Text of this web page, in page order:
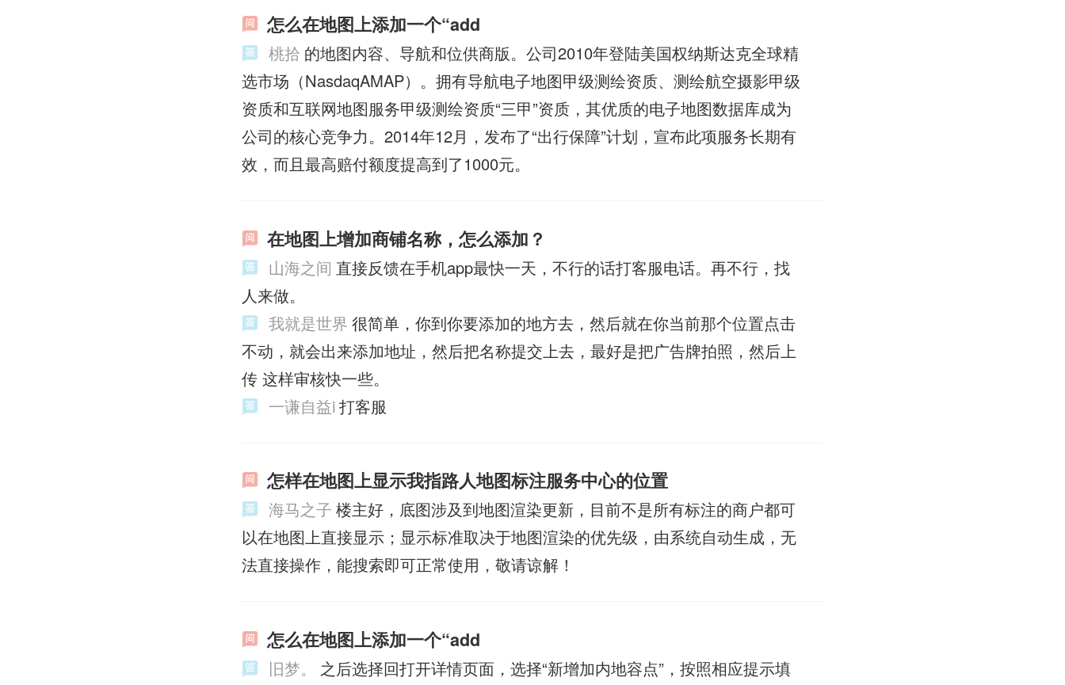
怎么在地图上添加一个“add
桃拾 的地图内容、导航和位供商版。公司2010年登陆美国权纳斯达克全球精
选市场（NasdaqAMAP）。拥有导航电子地图甲级测绘资质、测绘航空摄影甲级
资质和互联网地图服务甲级测绘资质“三甲”资质，其优质的电子地图数据库成为
公司的核心竞争力。2014年12月，发布了“出行保障”计划，宣布此项服务长期有
效，而且最高赔付额度提高到了1000元。
在地图上增加商铺名称，怎么添加？
山海之间 直接反馈在手机app最快一天，不行的话打客服电话。再不行，找
人来做。
我就是世界 很简单，你到你要添加的地方去，然后就在你当前那个位置点击
不动，就会出来添加地址，然后把名称提交上去，最好是把广告牌拍照，然后上
传 这样审核快一些。
一谦自益i打客服
怎样在地图上显示我指路人地图标注服务中心的位置
海马之子 楼主好，底图涉及到地图渲染更新，目前不是所有标注的商户都可
以在地图上直接显示；显示标准取决于地图渲染的优先级，由系统自动生成，无
法直接操作，能搜索即可正常使用，敬请谅解！
怎么在地图上添加一个“add
旧梦。
之后选择回打开详情页面，选择“新增加内地容点”，按照相应提示填